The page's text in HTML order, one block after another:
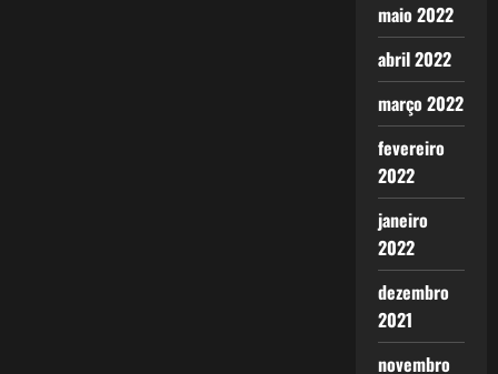
maio 2022
abril 2022
março 2022
fevereiro
2022
janeiro
2022
dezembro
2021
novembro